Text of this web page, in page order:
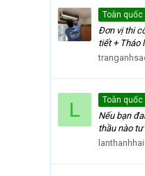
Toàn quốc
Đơn vị thi
tiết + Tháo
L Toàn quốc
Nếu bạn
thầu nào tư